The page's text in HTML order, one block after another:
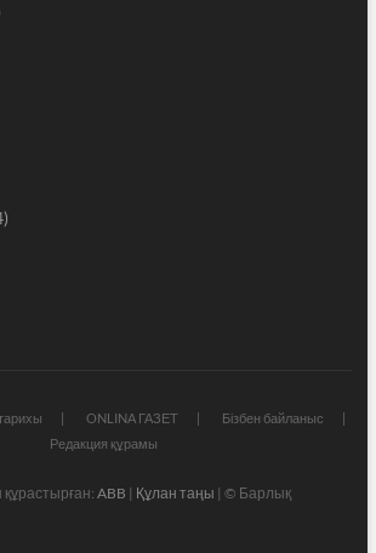
ONLINA ГАЗЕТ
Бізбен байланыс
Редакция құрамы
ABB | Құлан таңы | © Барлық